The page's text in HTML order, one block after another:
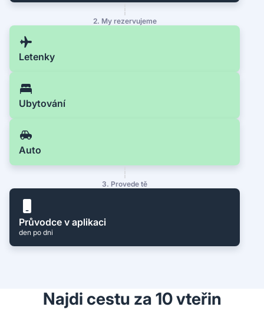
2. My rezervujeme
Letenky
Ubytování
Auto
3. Provede tě
Průvodce v aplikaci
den po dni
Najdi cestu za 10 vteřin